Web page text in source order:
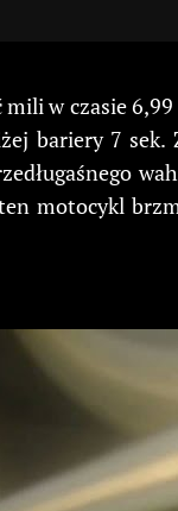
w czasie
bariery 7
motocykl